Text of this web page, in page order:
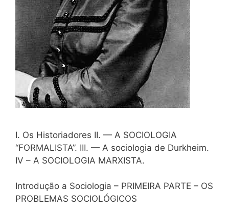
I. Os Historiadores II. — A SOCIOLOGIA
“FORMALISTA”. III. — A sociologia de Durkheim.
IV – A SOCIOLOGIA MARXISTA.
Introdução a Sociologia – PRIMEIRA PARTE – OS
PROBLEMAS SOCIOLÓGICOS